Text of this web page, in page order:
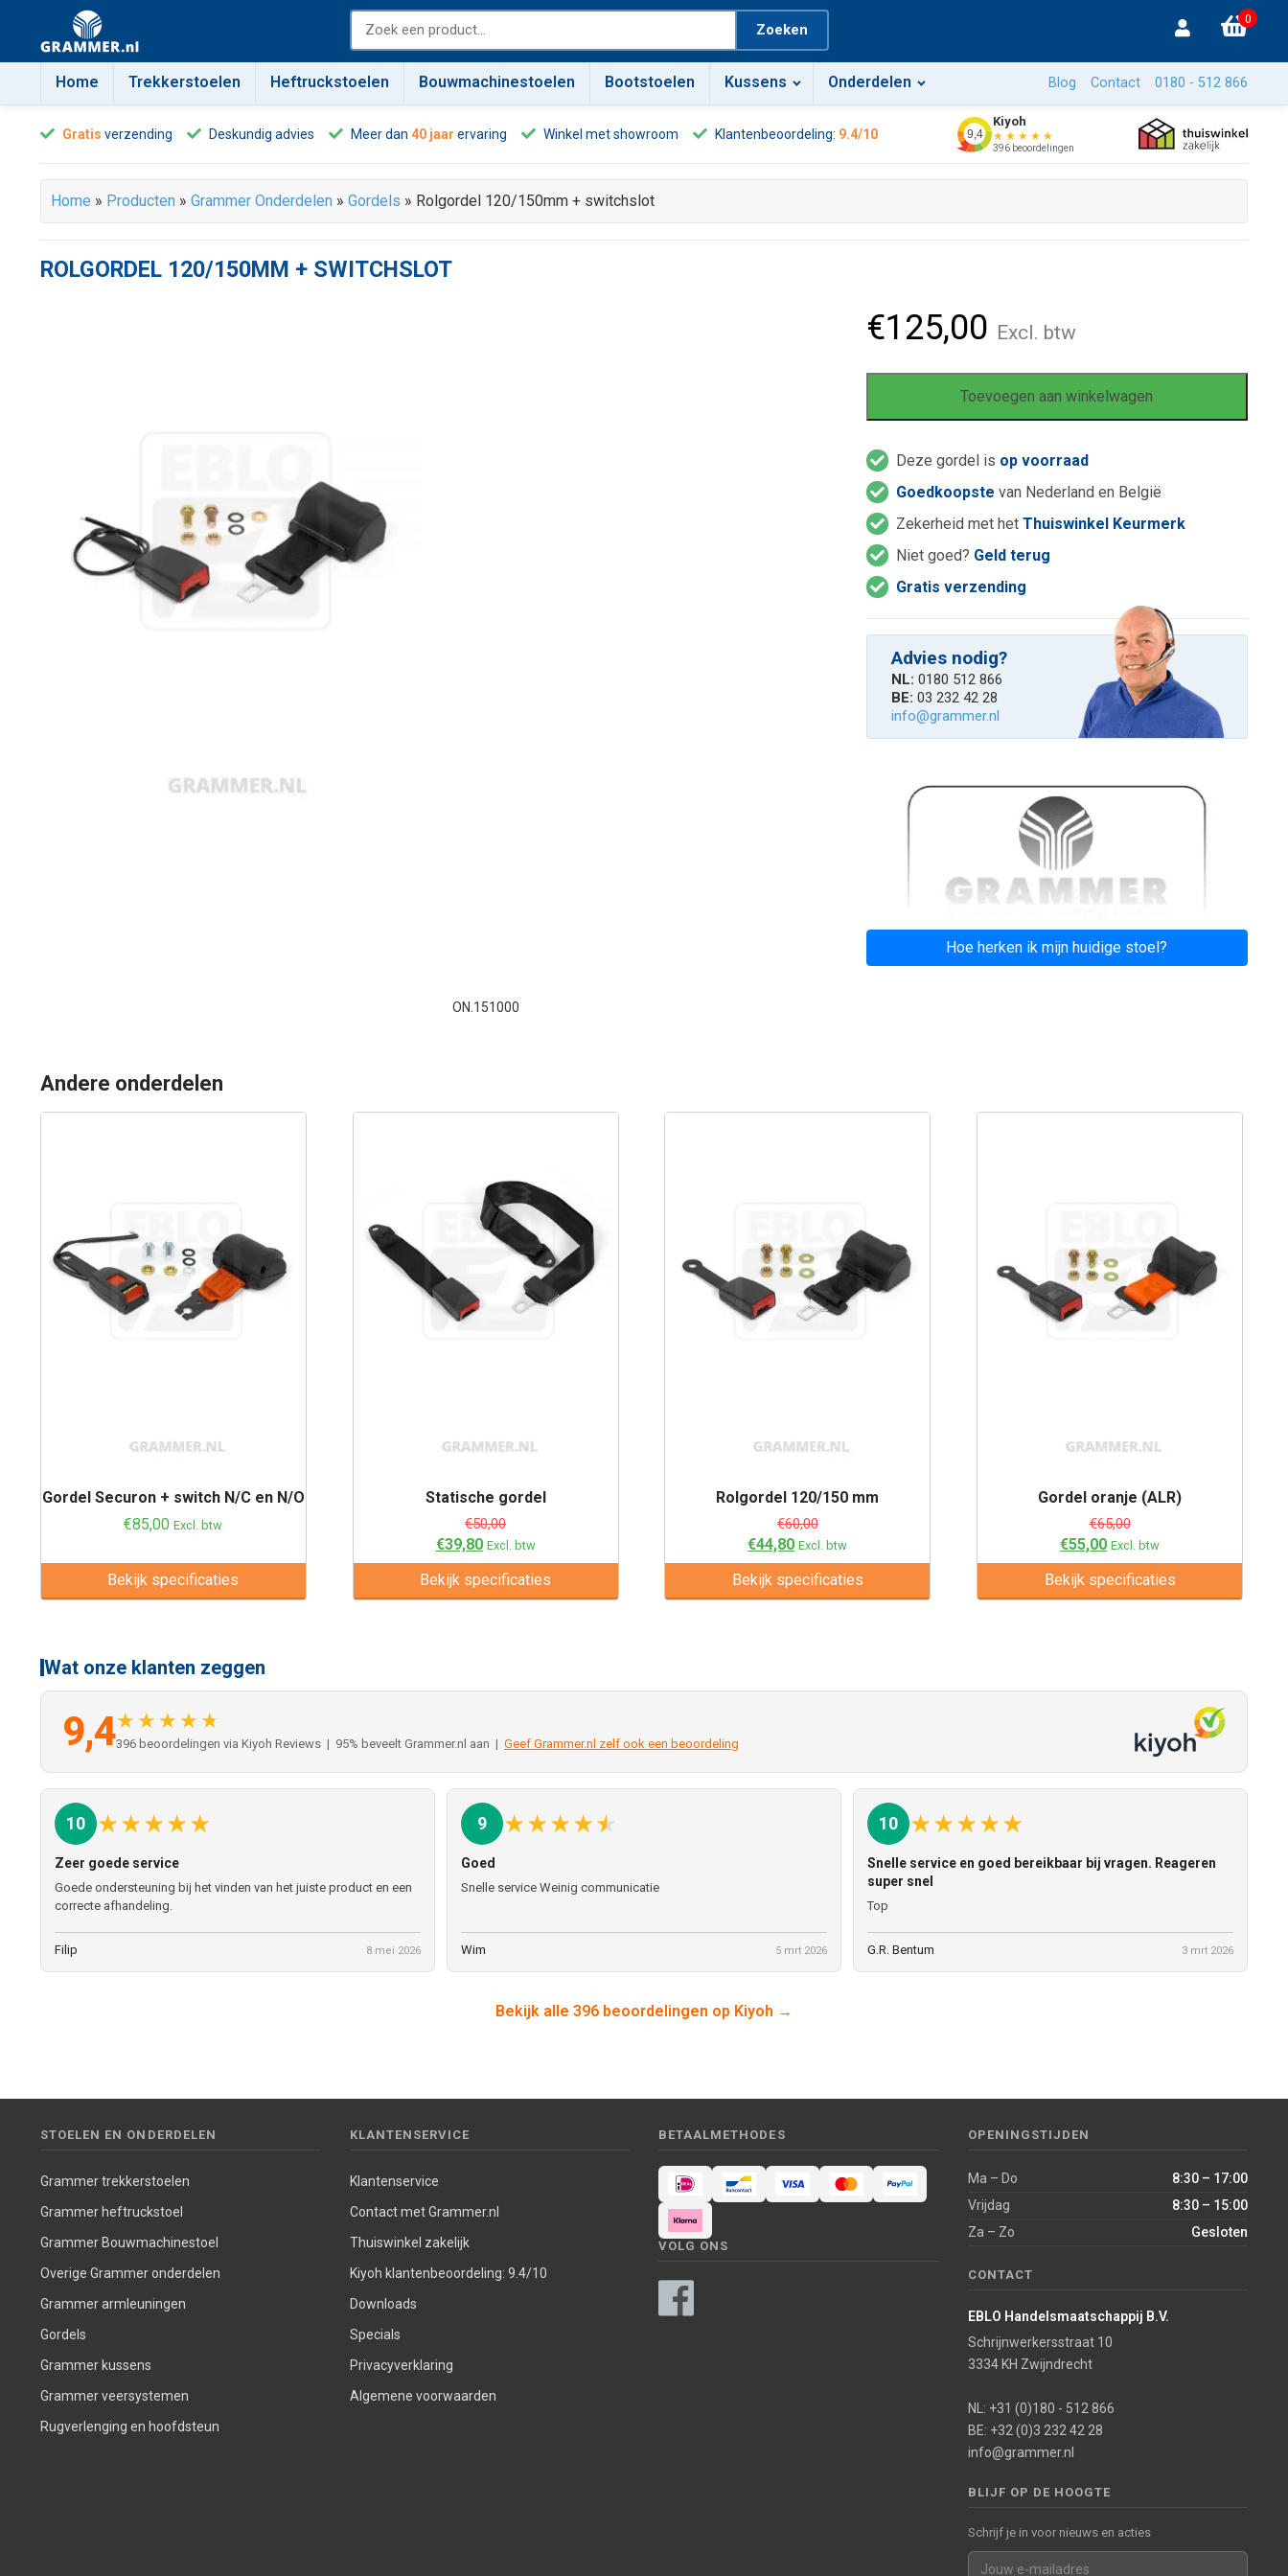
Zoeken
0
Home Trekkerstoelen Heftruckstoelen Bouwmachinestoelen Bootstoelen Kussens Onderdelen Blog Contact 0180 - 512 866
Gratis verzending Deskundig advies Meer dan 40 jaar ervaring Winkel met showroom Klantenbeoordeling: 9.4/10 9,4
Kiyoh
★★★★★
396 beoordelingen
Home » Producten » Grammer Onderdelen » Gordels » Rolgordel 120/150mm + switchslot
ROLGORDEL 120/150MM + SWITCHSLOT
€125,00 Excl. btw
Toevoegen aan winkelwagen
Deze gordel is op voorraad
Goedkoopste van Nederland en België
Zekerheid met hetThuiswinkel Keurmerk
Niet goed? Geld terug
Gratis verzending
Advies nodig?
NL: 0180 512 866
BE: 03 232 42 28
info@grammer.nl
Hoe herken ik mijn huidige stoel?
ON.151000
Andere onderdelen
Gordel Securon + switch N/C en N/O
€85,00 Excl. btw
Bekijk specificaties
Statische gordel
€50,00
€39,80 Excl. btw
Bekijk specificaties
Rolgordel 120/150 mm
€60,00
€44,80 Excl. btw
Bekijk specificaties
Gordel oranje (ALR)
€65,00
€55,00 Excl. btw
Bekijk specificaties
Wat onze klanten zeggen
9,4★★★★★
396 beoordelingen via Kiyoh Reviews | 95% beveelt Grammer.nl aan | Geef Grammer.nl zelf ook een beoordeling
10 ★★★★★
Zeer goede service
Goede ondersteuning bij het vinden van het juiste product en een
correcte afhandeling.
Filip 8 mei 2026
9 ★★★★★
Goed
Snelle service Weinig communicatie
Wim 5 mrt 2026
10 ★★★★★
Snelle service en goed bereikbaar bij vragen. Reageren
super snel
Top
G.R. Bentum 3 mrt 2026
Bekijk alle 396 beoordelingen op Kiyoh →
STOELEN EN ONDERDELEN
Grammer trekkerstoelen
Grammer heftruckstoel
Grammer Bouwmachinestoel
Overige Grammer onderdelen
Grammer armleuningen
Gordels
Grammer kussens
Grammer veersystemen
Rugverlenging en hoofdsteun
KLANTENSERVICE
Klantenservice
Contact met Grammer.nl
Thuiswinkel zakelijk
Kiyoh klantenbeoordeling: 9.4/10
Downloads
Specials
Privacyverklaring
Algemene voorwaarden
BETAALMETHODES
VOLG ONS
OPENINGSTIJDEN
Ma – Do
8:30 – 17:00
Vrijdag
8:30 – 15:00
Za – Zo
Gesloten
CONTACT
EBLO Handelsmaatschappij B.V.
Schrijnwerkersstraat 10
3334 KH Zwijndrecht
NL: +31 (0)180 - 512 866
BE: +32 (0)3 232 42 28
info@grammer.nl
BLIJF OP DE HOOGTE
Schrijf je in voor nieuws en acties